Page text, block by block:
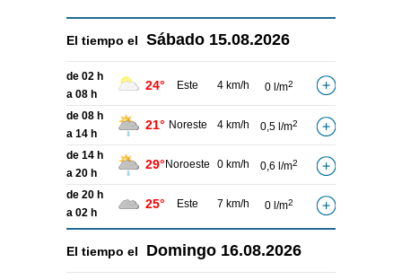
El tiempo el Sábado 15.08.2026
de 02 h
a 08 h
24° Este 4 km/h 0 l/m2
de 08 h
a 14 h
21° Noreste 4 km/h 0,5 l/m2
de 14 h
a 20 h
29° Noroeste 0 km/h 0,6 l/m2
de 20 h
a 02 h
25° Este 7 km/h 0 l/m2
El tiempo el Domingo 16.08.2026